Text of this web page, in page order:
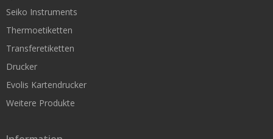
Kartendrucker
Evolis Zubehör
Karten
Seiko Instruments
Thermoetiketten
Transferetiketten
Drucker
Evolis Kartendrucker
Weitere Produkte